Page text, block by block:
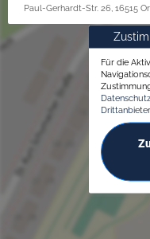
Paul-Gerhardt-Str. 26, 16515
Für die